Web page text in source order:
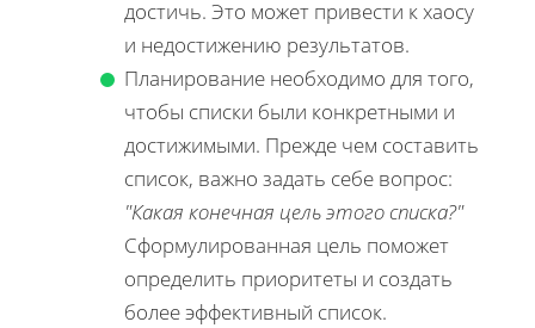
достичь. Это может привести к хаосу
и недостижению результатов.
Планирование необходимо для того,
чтобы списки были конкретными и
достижимыми. Прежде чем составить
список, важно задать себе вопрос:
"Какая конечная цель этого списка?"
Сформулированная цель поможет
определить приоритеты и создать
более эффективный список.